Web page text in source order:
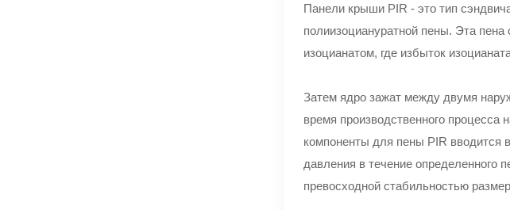
Панели крыши PIR - это тип
полиизоциануратной пены. Эта
изоцианатом, где избыток
Затем ядро зажат между двумя
время производственного
компоненты для пены PIR вводится
давления в течение определенного
превосходной стабильностью